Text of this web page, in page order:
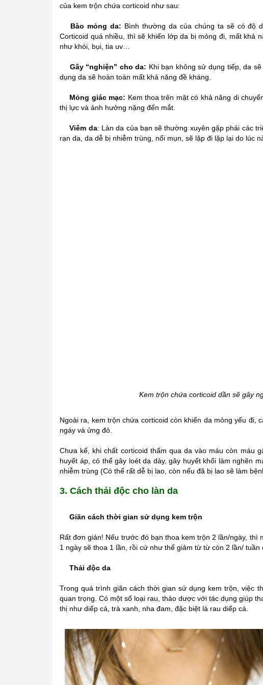
của kem trộn chứa corticoid như sau:
Bào mỏng da: Bình thường da của chúng ta sẽ có độ
Corticoid quá nhiều, thì sẽ khiến lớp da bị mỏng đi, mất khả
như khói, bụi, tia uv…
Gây “nghiện” cho da: Khi bạn không sử dụng tiếp, da
dụng da sẽ hoàn toàn mất khả năng đề kháng.
Mỏng giác mạc: Kem thoa trên mặt có khả năng di
thị lực và ảnh hưởng nặng đến mắt.
Viêm da: Làn da của bạn sẽ thường xuyên gặp phải các
rạn da, da dễ bị nhiễm trùng, nổi mụn, sẽ lặp đi lặp lại do lúc
Kem trộn chứa corticoid dần sẽ gây
Ngoài ra, kem trộn chứa corticoid còn khiến da mỏng yếu đi,
ngáy và ửng đỏ.
Chưa kể, khi chất corticoid thấm qua da vào máu còn máu
huyết áp, có thể gây loét dạ dày, gây huyết khối làm nghẽn
nhiễm trùng (Có thể rất dễ bị lao, còn nếu đã bị lao sẽ làm
3. Cách thải độc cho làn da
Giãn cách thời gian sử dụng kem trộn
Rất đơn giản! Nếu trước đó bạn thoa kem trộn 2 lần/ngày, thì
1 ngày sẽ thoa 1 lần, rồi cứ như thế giảm từ từ còn 2 lần/ tuần
Thải độc da
Trong quá trình giãn cách thời gian sử dụng kem trộn, việc
quan trọng. Có một số loại rau, thảo dược với tác dụng giúp
thị như diếp cá, trà xanh, nha đam, đặc biệt là rau diếp cá.